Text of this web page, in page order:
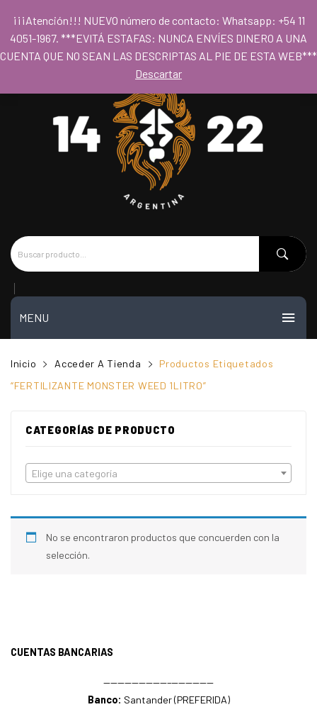
- Horario 09hs a 18hs
MENU
MI CUENTA
PREGUNTAS FRECUENTES
VIDEOS
Inicio Acceder A Tienda
Productos Etiquetados
“FERTILIZANTE MONSTER WEED 1LITRO”
CATEGORÍAS DE PRODUCTO
Elige una categoría
No se encontraron productos que concuerden con la
selección.
CUENTAS BANCARIAS
—————————–——————
Banco: Santander (PREFERIDA)
¡¡¡Atención!!! NUEVO número de contacto: Whatsapp: +54 11
4051-1967. ***EVITÁ ESTAFAS: NUNCA ENVÍES DINERO A UNA
CUENTA QUE NO SEAN LAS DESCRIPTAS AL PIE DE ESTA WEB***
Descartar